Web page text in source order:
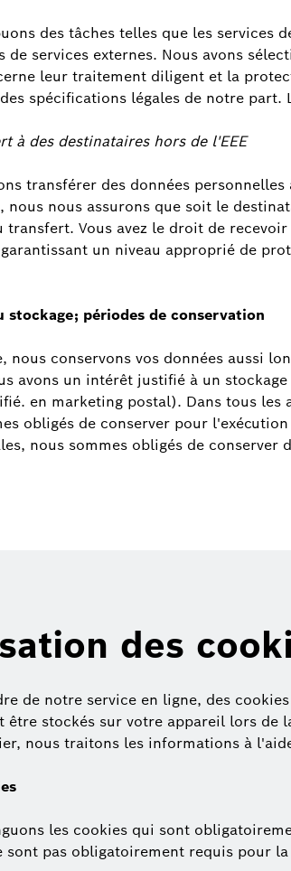
des tâches telles que les services
de services externes. Nous avons
leur traitement diligent et la
spécifications légales de notre
à des destinataires hors de l'EEE
transférer des données
nous nous assurons que soit le
transfert. Vous avez le droit de
un niveau approprié de
stockage; périodes de conservation
nous conservons vos données aussi
avons un intérêt justifié à un
en marketing postal). Dans tous les
obligés de conserver pour
nous sommes obligés de
des
de notre service en ligne, des
être stockés sur votre appareil lors de
nous traitons les informations à
les cookies qui sont
sont pas obligatoirement requis pour